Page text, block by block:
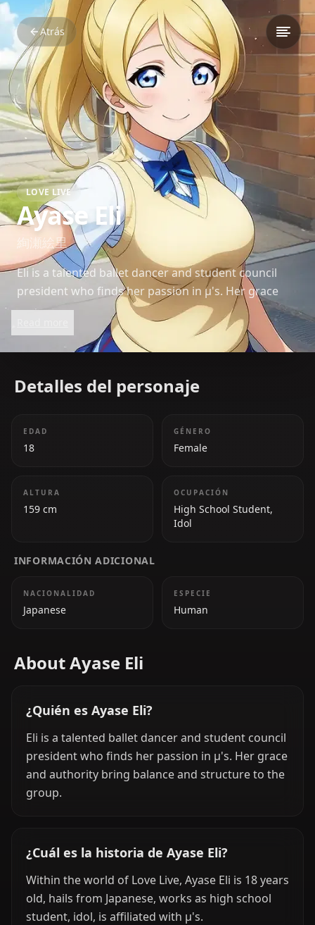
Atrás
LOVE LIVE
Ayase Eli
絢瀬絵里
Eli is a talented ballet dancer and student council
president who finds her passion in μ's. Her grace
and authority bring balance and structure to the
Detalles del personaje
EDAD
18
GÉNERO
Female
ALTURA
159 cm
OCUPACIÓN
High School Student,
Idol
INFORMACIÓN ADICIONAL
NACIONALIDAD
Japanese
ESPECIE
Human
About Ayase Eli
¿Quién es Ayase Eli?
Eli is a talented ballet dancer and student council
president who finds her passion in μ's. Her grace
and authority bring balance and structure to the
group.
¿Cuál es la historia de Ayase Eli?
Within the world of Love Live, Ayase Eli is 18 years
old, hails from Japanese, works as high school
student, idol, is affiliated with μ's.